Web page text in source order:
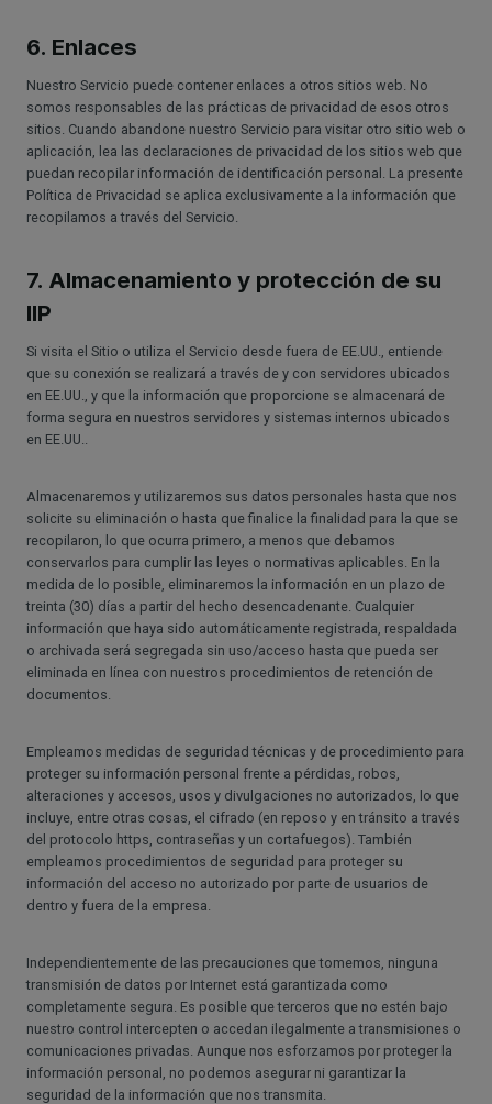
6. Enlaces
Nuestro Servicio puede contener enlaces a otros sitios web. No
somos responsables de las prácticas de privacidad de esos otros
sitios. Cuando abandone nuestro Servicio para visitar otro sitio web o
aplicación, lea las declaraciones de privacidad de los sitios web que
puedan recopilar información de identificación personal. La presente
Política de Privacidad se aplica exclusivamente a la información que
recopilamos a través del Servicio.
7. Almacenamiento y protección de su
IIP
Si visita el Sitio o utiliza el Servicio desde fuera de EE.UU., entiende
que su conexión se realizará a través de y con servidores ubicados
en EE.UU., y que la información que proporcione se almacenará de
forma segura en nuestros servidores y sistemas internos ubicados
en EE.UU..
Almacenaremos y utilizaremos sus datos personales hasta que nos
solicite su eliminación o hasta que finalice la finalidad para la que se
recopilaron, lo que ocurra primero, a menos que debamos
conservarlos para cumplir las leyes o normativas aplicables. En la
medida de lo posible, eliminaremos la información en un plazo de
treinta (30) días a partir del hecho desencadenante. Cualquier
información que haya sido automáticamente registrada, respaldada
o archivada será segregada sin uso/acceso hasta que pueda ser
eliminada en línea con nuestros procedimientos de retención de
documentos.
Empleamos medidas de seguridad técnicas y de procedimiento para
proteger su información personal frente a pérdidas, robos,
alteraciones y accesos, usos y divulgaciones no autorizados, lo que
incluye, entre otras cosas, el cifrado (en reposo y en tránsito a través
del protocolo https, contraseñas y un cortafuegos). También
empleamos procedimientos de seguridad para proteger su
información del acceso no autorizado por parte de usuarios de
dentro y fuera de la empresa.
Independientemente de las precauciones que tomemos, ninguna
transmisión de datos por Internet está garantizada como
completamente segura. Es posible que terceros que no estén bajo
nuestro control intercepten o accedan ilegalmente a transmisiones o
comunicaciones privadas. Aunque nos esforzamos por proteger la
información personal, no podemos asegurar ni garantizar la
seguridad de la información que nos transmita.